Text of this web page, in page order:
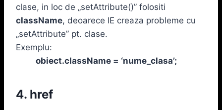
clase, in loc de „setAttribute()” folositi
className, deoarece IE creaza probleme cu
„setAttribute” pt. clase.
Exemplu:
obiect.className = ‘nume_clasa’;
4. href